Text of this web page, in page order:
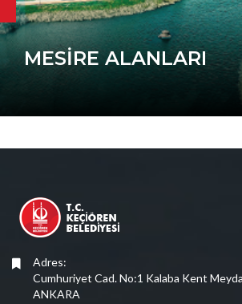
MESİRE ALANLARI
Adres:
Cumhuriyet Cad. No:1 Kalaba Kent
ANKARA